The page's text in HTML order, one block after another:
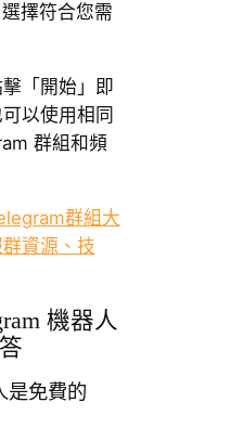
擇符合您需
「開始」即
以使用相同
群組和頻
群組大
資源、技
機器人
是免費的